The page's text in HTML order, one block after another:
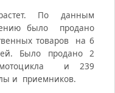
По данным
было продано
товаров на 6
Было продано 2
мотоцикла и 239
и приемников.